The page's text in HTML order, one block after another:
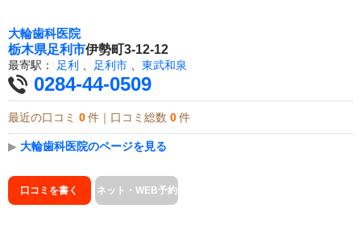
大輪歯科医院
栃木県足利市伊勢町3-12-12
最寄駅： 足利 、 足利市 、 東武和泉
0284-44-0509
最近の口コミ 0 件｜口コミ総数 0 件
▶ 大輪歯科医院のページを見る
口コミを書く ネット・WEB予約